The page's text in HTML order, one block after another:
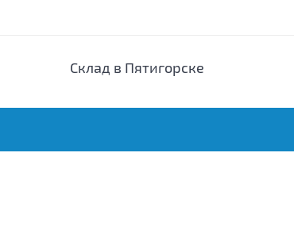
Склад в Пятигорске